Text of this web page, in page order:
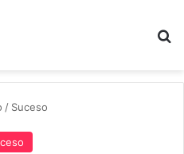
/ Suceso